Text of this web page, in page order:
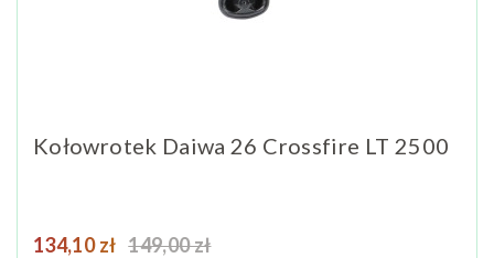
Kołowrotek Daiwa 26 Crossfire LT 2500
Cena
134,10 zł Cena podstawowa
149,00 zł